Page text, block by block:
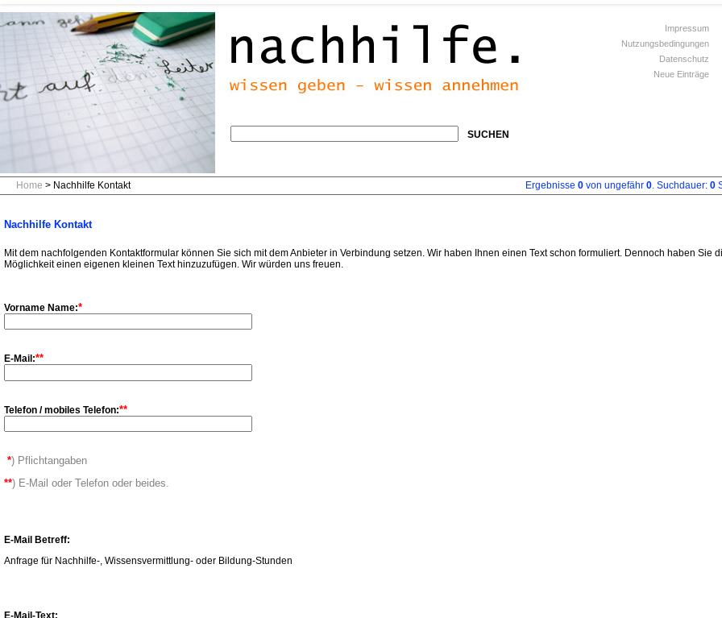
SUCHEN
Impressum
Nutzungsbedingungen
Datenschutz
Neue Einträge
Home > Nachhilfe Kontakt Ergebnisse 0 von ungefähr 0. Suchdauer: 0
Nachhilfe Kontakt
Mit dem nachfolgenden Kontaktformular können Sie sich mit dem Anbieter in Verbindung setzen. Wir haben Ihnen einen Text schon formuliert. Dennoch haben Sie
Möglichkeit einen eigenen kleinen Text hinzuzufügen. Wir würden uns freuen.
Vorname Name:*
E-Mail:**
Telefon / mobiles Telefon:**
*) Pflichtangaben
**) E-Mail oder Telefon oder beides.
E-Mail Betreff:
Anfrage für Nachhilfe-, Wissensvermittlung- oder Bildung-Stunden
E-Mail-Text: